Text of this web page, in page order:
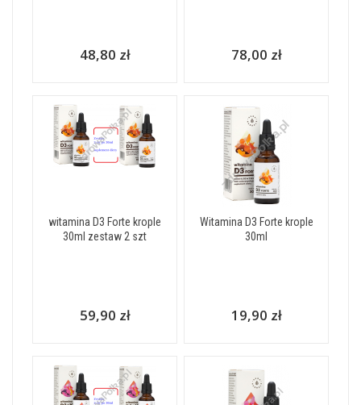
48,80 zł 78,00 zł
witamina D3 Forte krople
30ml zestaw 2 szt
59,90 zł
Witamina D3 Forte krople
30ml
19,90 zł